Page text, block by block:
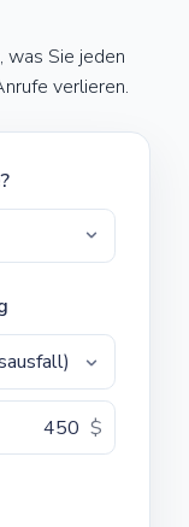
was Sie jeden
verlieren.
$